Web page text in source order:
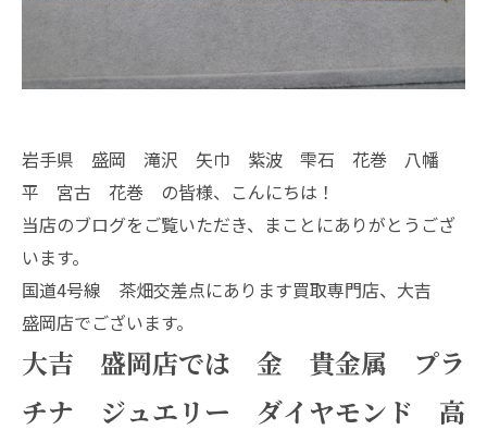
岩手県 盛岡 滝沢 矢巾 紫波 雫石 花巻 八幡
平 宮古 花巻 の皆様、こんにちは！
当店のブログをご覧いただき、まことにありがとうござ
います。
国道4号線 茶畑交差点にあります買取専門店、大吉
盛岡店でございます。
大吉 盛岡店では 金 貴金属 プラ
チナ ジュエリー ダイヤモンド 高